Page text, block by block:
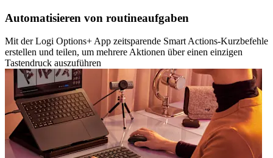
Automatisieren von routineaufgaben
Mit der Logi Options+ App zeitsparende Smart Actions-Kurzbefehle
erstellen und teilen, um mehrere Aktionen über einen einzigen
Tastendruck auszuführen